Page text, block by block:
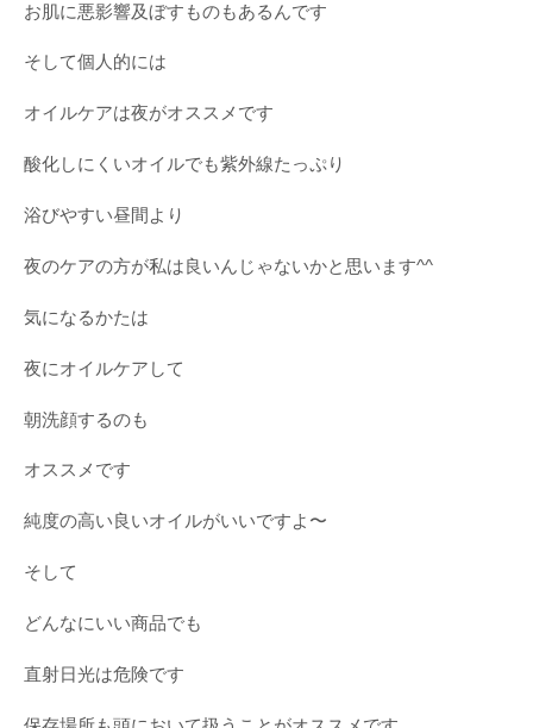
お肌に悪影響及ぼすものもあるんです
そして個人的には
オイルケアは夜がオススメです
酸化しにくいオイルでも紫外線たっぷり
浴びやすい昼間より
夜のケアの方が私は良いんじゃないかと思います^^
気になるかたは
夜にオイルケアして
朝洗顔するのも
オススメです
純度の高い良いオイルがいいですよ〜
そして
どんなにいい商品でも
直射日光は危険です